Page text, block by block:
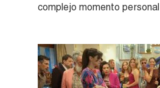
complejo momento personal